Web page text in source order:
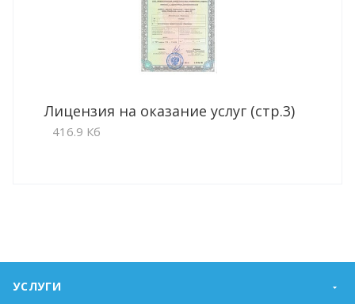
Лицензия на оказание услуг (стр.3)
416.9 Кб
УСЛУГИ